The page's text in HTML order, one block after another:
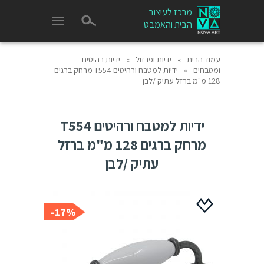
מרכז לעיצוב
הבית והאמבט
עמוד הבית » ידיות ופרזול »
ידיות רהיטים
ומטבחים
»
ידיות למטבח ורהיטים T554 מרחק ברגים
128 מ"מ ברזל עתיק /לבן
ידיות למטבח ורהיטים T554
מרחק ברגים 128 מ"מ ברזל
עתיק /לבן
17%-